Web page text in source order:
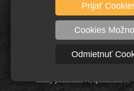
Prijať
Cookies
Odmietnuť
Kancelárske potreby - archivácia
Svet kalkulačiek "Smile"
Kanc. zošívačky a dierovačky
Knihy poznámkové, spomienkové